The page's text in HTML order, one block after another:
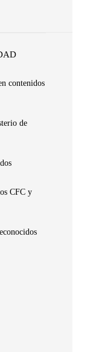
contenidos
de
CFC y